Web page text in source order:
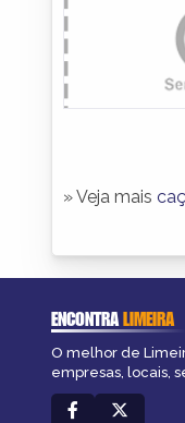
» Veja mais
ENCONTRALIMEIRA
O melhor de
empresas, locais,